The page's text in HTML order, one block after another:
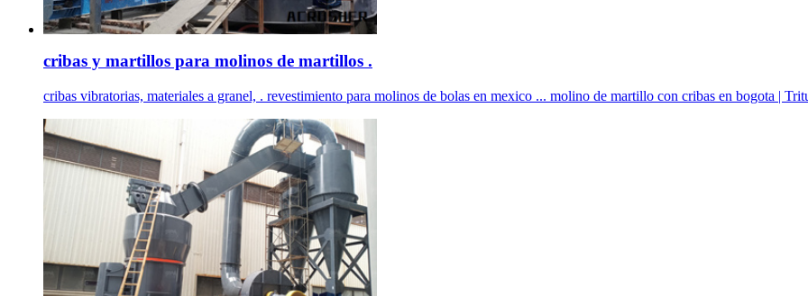
cribas y martillos para molinos de martillos .
cribas vibratorias, materiales a granel, . revestimiento para molinos de bolas en mexico ... molino de martillo con cribas en bogota |